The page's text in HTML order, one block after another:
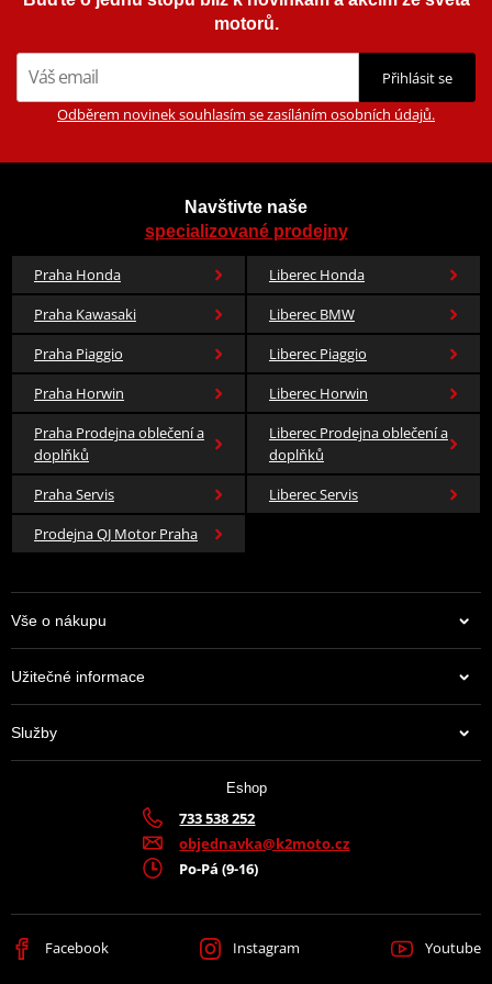
motorů.
Přihlásit se
Odběrem novinek souhlasím se zasíláním osobních údajů.
Navštivte naše
specializované prodejny
Praha Honda
Liberec Honda
Praha Kawasaki
Liberec BMW
Praha Piaggio
Liberec Piaggio
Praha Horwin
Liberec Horwin
Praha Prodejna oblečení a
doplňků
Liberec Prodejna oblečení a
doplňků
Praha Servis
Liberec Servis
Prodejna QJ Motor Praha
Vše o nákupu
Užitečné informace
Služby
Eshop
733 538 252
objednavka@k2moto.cz
Po-Pá (9-16)
Facebook Instagram Youtube